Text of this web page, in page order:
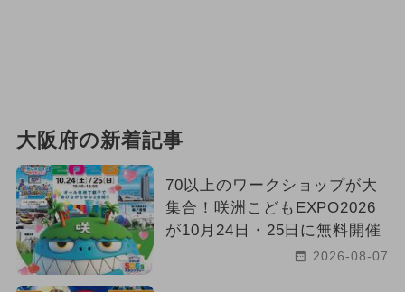
大阪府の新着記事
70以上のワークショップが大
集合！咲洲こどもEXPO2026
が10月24日・25日に無料開催
2026-08-07